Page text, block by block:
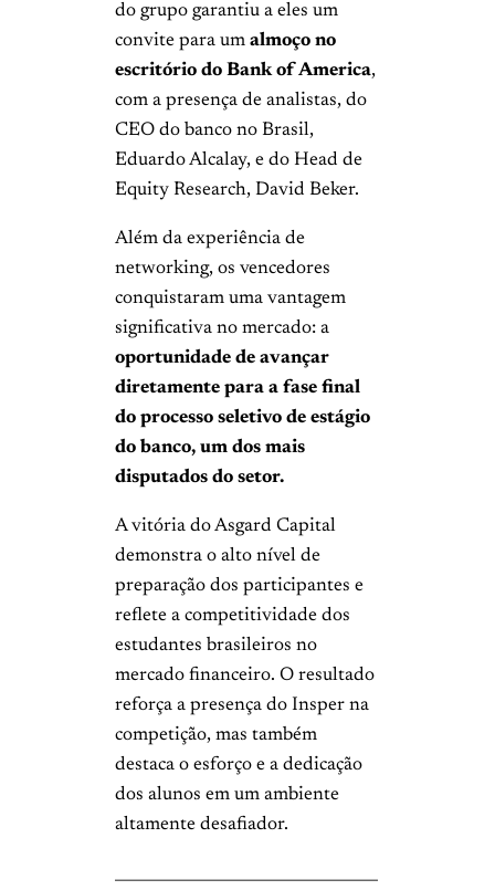
do grupo garantiu a eles um
convite para um almoço no
escritório do Bank of America,
com a presença de analistas, do
CEO do banco no Brasil,
Eduardo Alcalay, e do Head de
Equity Research, David Beker.
Além da experiência de
networking, os vencedores
conquistaram uma vantagem
significativa no mercado: a
oportunidade de avançar
diretamente para a fase final
do processo seletivo de estágio
do banco, um dos mais
disputados do setor.
A vitória do Asgard Capital
demonstra o alto nível de
preparação dos participantes e
reflete a competitividade dos
estudantes brasileiros no
mercado financeiro. O resultado
reforça a presença do Insper na
competição, mas também
destaca o esforço e a dedicação
dos alunos em um ambiente
altamente desafiador.